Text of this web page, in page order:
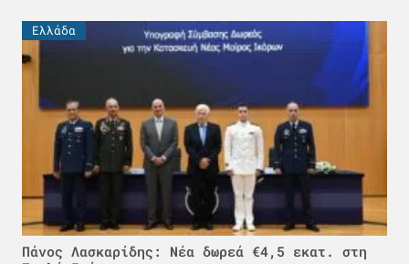
Ελλάδα
Πάνος Λασκαρίδης: Νέα δωρεά €4,5 εκατ. στη